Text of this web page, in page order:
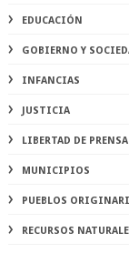
EDUCACIÓN
GOBIERNO Y
INFANCIAS
JUSTICIA
LIBERTAD DE PRENSA
MUNICIPIOS
PUEBLOS
RECURSOS